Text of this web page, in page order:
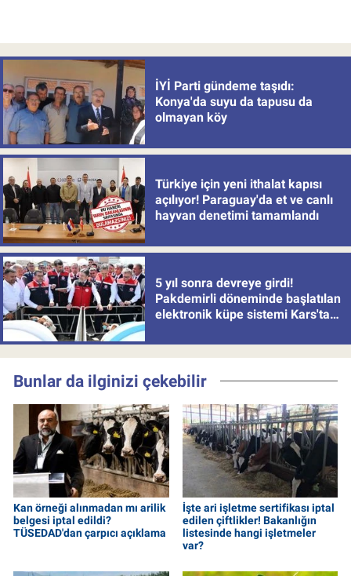
İYİ Parti gündeme taşıdı:
Konya'da suyu da tapusu da
olmayan köy
Türkiye için yeni ithalat kapısı
açılıyor! Paraguay'da et ve canlı
hayvan denetimi tamamlandı
5 yıl sonra devreye girdi!
Pakdemirli döneminde başlatılan
elektronik küpe sistemi Kars'tan
Bunlar da ilginizi çekebilir
Kan örneği alınmadan mı arilik
belgesi iptal edildi?
TÜSEDAD'dan çarpıcı açıklama
İşte ari işletme sertifikası iptal
edilen çiftlikler! Bakanlığın
listesinde hangi işletmeler
var?